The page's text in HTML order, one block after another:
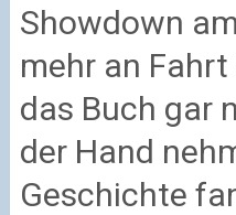
Showdown
mehr an
das Buch gar
der Hand
Geschichte